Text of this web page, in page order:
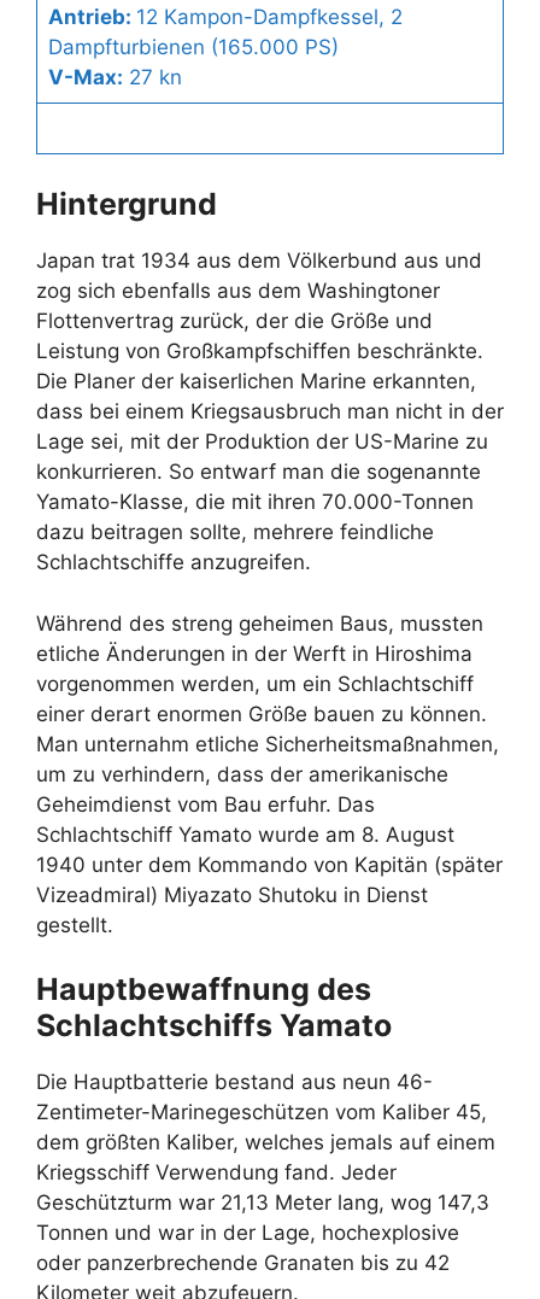
Antrieb: 12 Kampon-Dampfkessel, 2
Dampfturbienen (165.000 PS)
V-Max: 27 kn
Hintergrund
Japan trat 1934 aus dem Völkerbund aus und
zog sich ebenfalls aus dem Washingtoner
Flottenvertrag zurück, der die Größe und
Leistung von Großkampfschiffen beschränkte.
Die Planer der kaiserlichen Marine erkannten,
dass bei einem Kriegsausbruch man nicht in der
Lage sei, mit der Produktion der US-Marine zu
konkurrieren. So entwarf man die sogenannte
Yamato-Klasse, die mit ihren 70.000-Tonnen
dazu beitragen sollte, mehrere feindliche
Schlachtschiffe anzugreifen.
Während des streng geheimen Baus, mussten
etliche Änderungen in der Werft in Hiroshima
vorgenommen werden, um ein Schlachtschiff
einer derart enormen Größe bauen zu können.
Man unternahm etliche Sicherheitsmaßnahmen,
um zu verhindern, dass der amerikanische
Geheimdienst vom Bau erfuhr. Das
Schlachtschiff Yamato wurde am 8. August
1940 unter dem Kommando von Kapitän (später
Vizeadmiral) Miyazato Shutoku in Dienst
gestellt.
Hauptbewaffnung des
Schlachtschiffs Yamato
Die Hauptbatterie bestand aus neun 46-
Zentimeter-Marinegeschützen vom Kaliber 45,
dem größten Kaliber, welches jemals auf einem
Kriegsschiff Verwendung fand. Jeder
Geschützturm war 21,13 Meter lang, wog 147,3
Tonnen und war in der Lage, hochexplosive
oder panzerbrechende Granaten bis zu 42
Kilometer weit abzufeuern.